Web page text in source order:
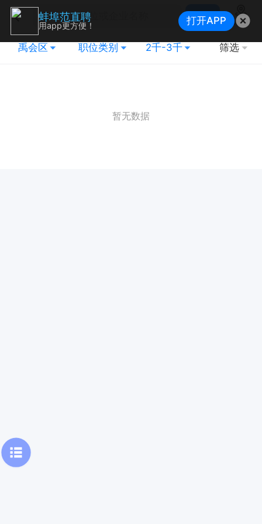
搜索
地图
禹会区 职位类别 2千-3千 筛选
暂无数据
蚌埠范直聘
用app更方便！ 打开APP